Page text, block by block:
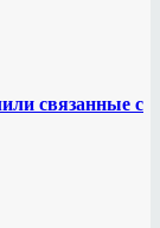
связанные с